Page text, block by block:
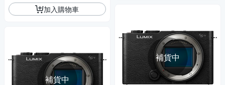
加入購物車
補貨中
補貨中